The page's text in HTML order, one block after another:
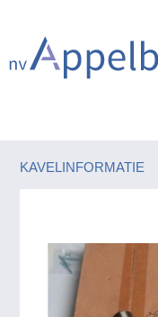
KAVELINFORMATIE